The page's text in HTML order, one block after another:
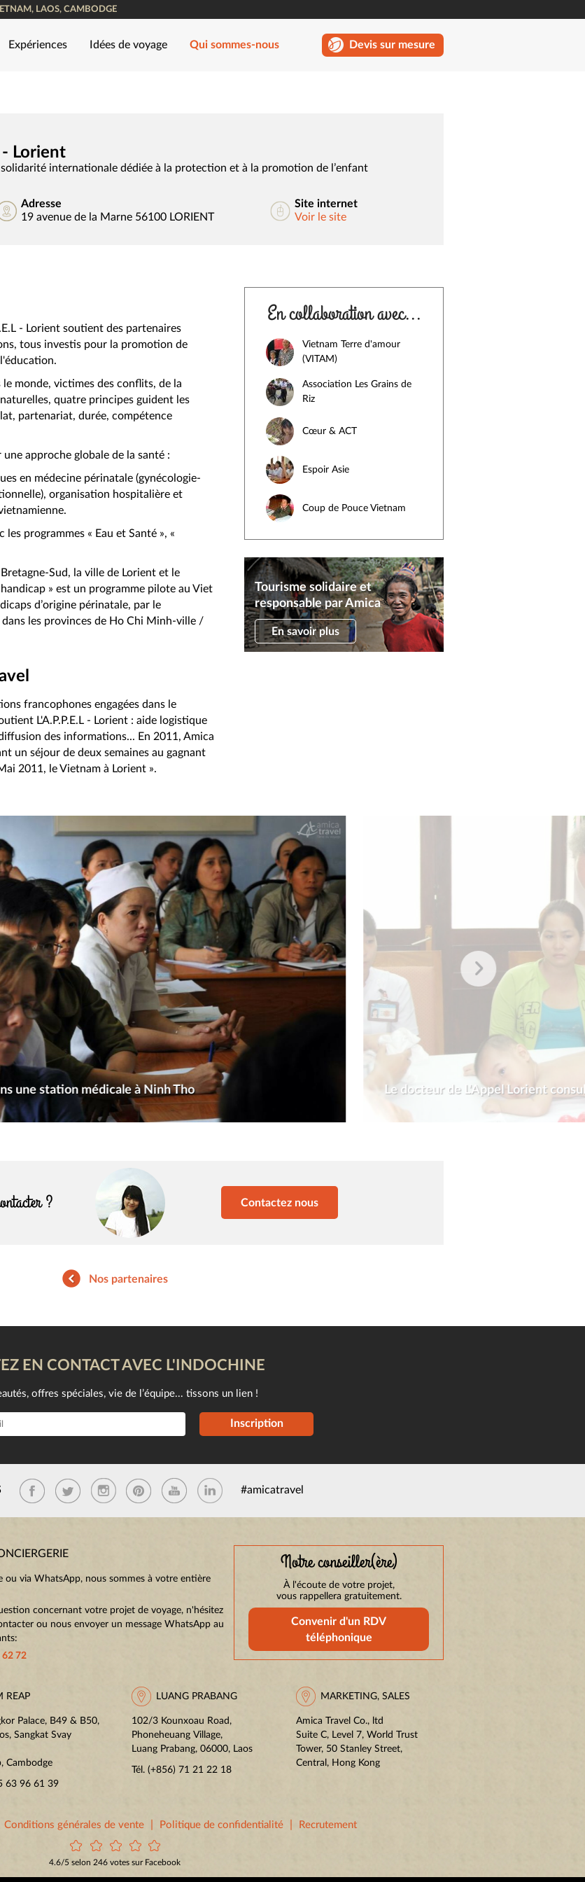
LAOS, CAMBODGE
Expériences Idées de voyage Qui sommes-nous Devis sur mesure
- Lorient
internationale dédiée à la protection et à la promotion de l’enfant
Adresse
19 avenue de la Marne 56100 LORIENT
Site internet
Voir le site
- Lorient soutient des partenaires
tous investis pour la promotion de
monde, victimes des conflits, de la
quatre principes guident les
partenariat, durée, compétence
une approche globale de la santé :
en médecine périnatale (gynécologie-
organisation hospitalière et
les programmes « Eau et Santé », «
Sud, la ville de Lorient et le
» est un programme pilote au Viet
d’origine périnatale, par le
les provinces de Ho Chi Minh-ville /
francophones engagées dans le
L'A.P.P.E.L - Lorient : aide logistique
des informations... En 2011, Amica
un séjour de deux semaines au gagnant
2011, le Vietnam à Lorient ».
En collaboration avec...
Vietnam Terre d'amour
(VITAM)
Association Les Grains de
Riz
Cœur & ACT
Espoir Asie
Coup de Pouce Vietnam
Tourisme solidaire et
responsable par Amica
En savoir plus
une station médicale à Ninh Tho Le docteur de L'Appel Lorient
? Contactez nous
Nos partenaires
EN CONTACT AVEC L'INDOCHINE
offres spéciales, vie de l’équipe... tissons un lien !
Inscription
#amicatravel
ou via WhatsApp, nous sommes à votre entière
concernant votre projet de voyage, n'hésitez
ou nous envoyer un message WhatsApp au
62 72
Notre conseiller(ère)
À l'écoute de votre projet,
vous rappellera gratuitement.
Convenir d'un RDV
téléphonique
REAP
Palace, B49 & B50,
Sangkat Svay
Cambodge
63 96 61 39
LUANG PRABANG
102/3 Kounxoau Road,
Phoneheuang Village,
Luang Prabang, 06000, Laos
Tél. (+856) 71 21 22 18
MARKETING, SALES
Amica Travel Co., ltd
Suite C, Level 7, World Trust
Tower, 50 Stanley Street,
Central, Hong Kong
Conditions générales de vente Politique de confidentialité Recrutement
4.6/5 selon 246 votes sur Facebook